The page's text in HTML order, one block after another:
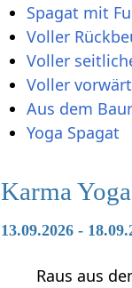
Spagat mit
Voller
Voller
Voller
Aus dem
Yoga Spagat
Karma
13.09.2026 -
Raus aus